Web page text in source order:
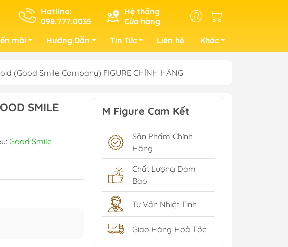
Hotline:
098.777.0035
Hệ thống
Cửa hàng
mãi Hướng Dẫn Tin Tức Liên hệ Khác
(Good Smile Company) FIGURE CHÍNH HÃNG
SMILE
Good Smile
M Figure Cam Kết
Sản Phẩm Chính
Hãng
Chất Lượng Đảm
Bảo
Tư Vấn Nhiệt Tình
Giao Hàng Hoả Tốc